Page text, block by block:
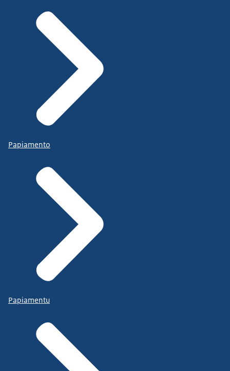
Papiamento
Papiamentu